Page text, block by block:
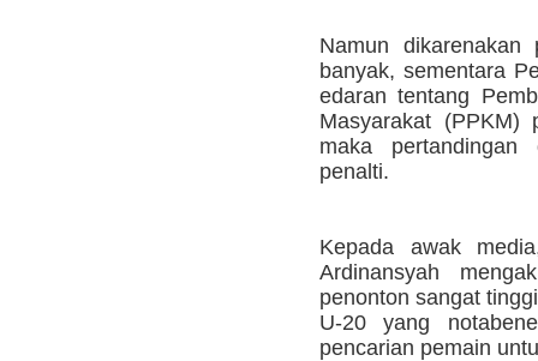
Namun dikarenakan
banyak, sementara
edaran tentang
Masyarakat (PPKM)
maka
penalti.
Kepada awak
Ardinansyah
penonton sangat
U-20 yang
pencarian pemain